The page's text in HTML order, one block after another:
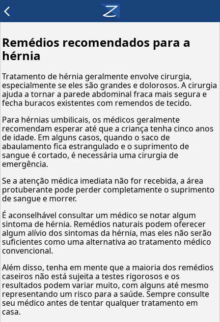
arrow_back_ios
Remédios recomendados para a
hérnia
Tratamento de hérnia geralmente envolve cirurgia,
especialmente se eles são grandes e dolorosos. A cirurgia
ajuda a tornar a parede abdominal fraca mais segura e
fecha buracos existentes com remendos de tecido.
Para hérnias umbilicais, os médicos geralmente
recomendam esperar até que a criança tenha cinco anos
de idade. Em alguns casos, quando o saco de
abaulamento fica estrangulado e o suprimento de
sangue é cortado, é necessária uma cirurgia de
emergência.
Se a atenção médica imediata não for recebida, a área
protuberante pode perder completamente o suprimento
de sangue e morrer.
É aconselhável consultar um médico se notar algum
sintoma de hérnia. Remédios naturais podem oferecer
algum alívio dos sintomas da hérnia, mas eles não serão
suficientes como uma alternativa ao tratamento médico
convencional.
Além disso, tenha em mente que a maioria dos remédios
caseiros não está sujeita a testes rigorosos e os
resultados podem variar muito, com alguns até mesmo
representando um risco para a saúde. Sempre consulte
seu médico antes de tentar qualquer tratamento em
casa.